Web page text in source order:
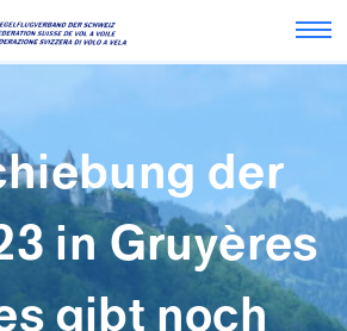
der
in Gruyères
gibt noch